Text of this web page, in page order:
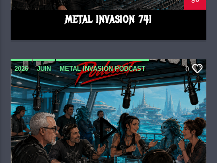
METAL INVASION 741
2026 JUIN METAL INVASION PODCAST 0